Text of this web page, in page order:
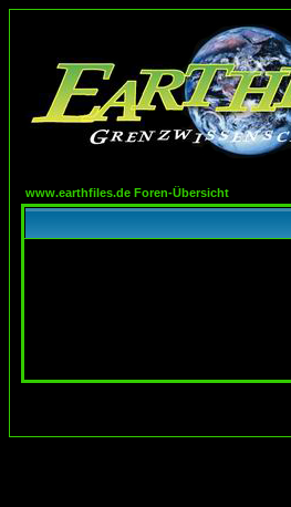
www.earthfiles.de Foren-Übersicht